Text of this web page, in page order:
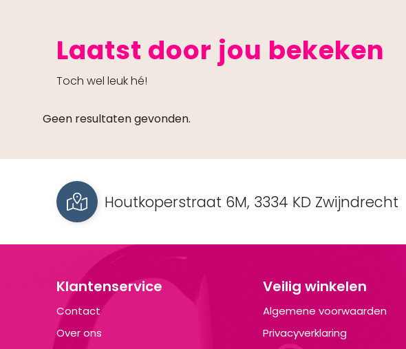
Laatst door jou bekeken
Toch wel leuk hé!
Geen resultaten gevonden.
Houtkoperstraat 6M, 3334 KD Zwijndrecht
Klantenservice
Contact
Over ons
Veilig winkelen
Algemene voorwaarden
Privacyverklaring